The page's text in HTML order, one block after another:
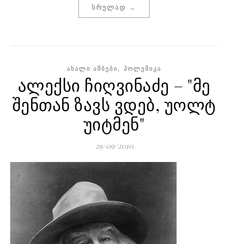
ᲡᲠᲣᲚᲐᲓ →
ᲐᲮᲐᲚᲘ ᲐᲛᲑᲔᲑᲘ, ᲞᲝᲚᲔᲛᲘᲙᲐ
ალექსი ჩიღვინაძე – "მე
შენთან ზავს ვდებ, უოლტ
უიტმენ"
29/09/2010